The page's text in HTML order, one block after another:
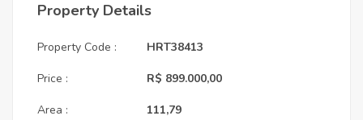
Property Details
Property Code :
Price :
Area :
HRT38413
R$ 899.000,00
111,79